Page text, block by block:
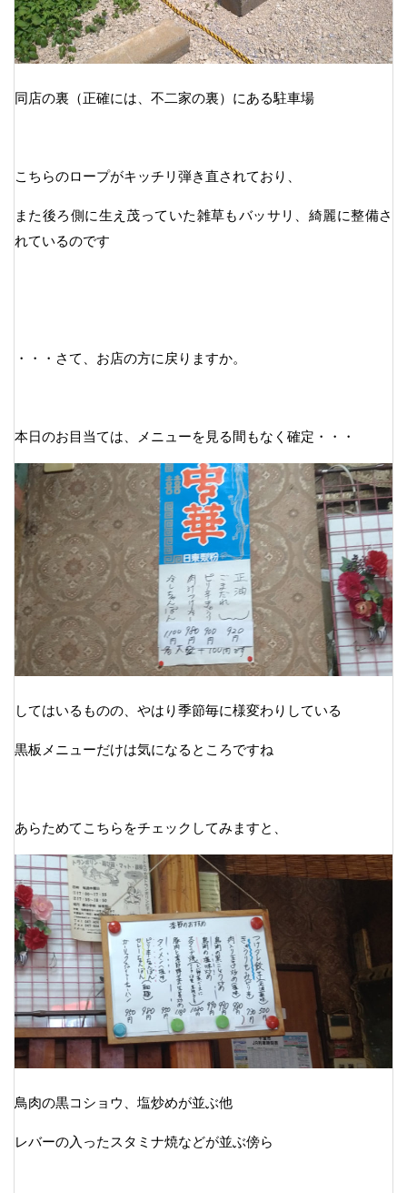
同店の裏（正確には、不二家の裏）にある駐車場
こちらのロープがキッチリ弾き直されており、
また後ろ側に生え茂っていた雑草もバッサリ、綺麗に整備さ
れているのです
・・・さて、お店の方に戻りますか。
本日のお目当ては、メニューを見る間もなく確定・・・
してはいるものの、やはり季節毎に様変わりしている
黒板メニューだけは気になるところですね
あらためてこちらをチェックしてみますと、
鳥肉の黒コショウ、塩炒めが並ぶ他
レバーの入ったスタミナ焼などが並ぶ傍ら